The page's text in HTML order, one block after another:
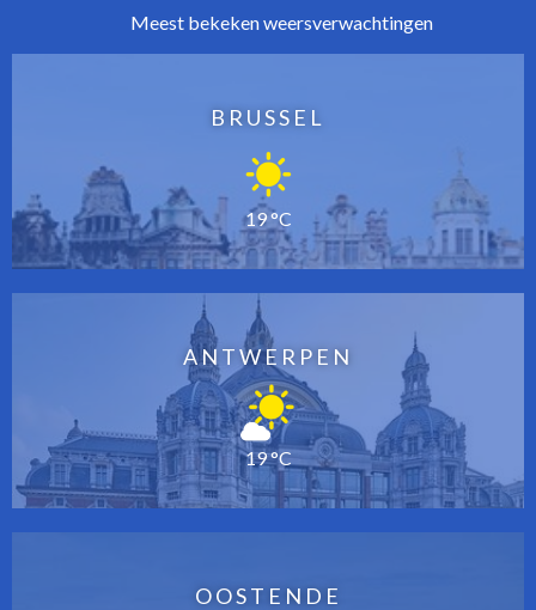
Meest bekeken weersverwachtingen
BRUSSEL
19 °C
ANTWERPEN
19 °C
OOSTENDE